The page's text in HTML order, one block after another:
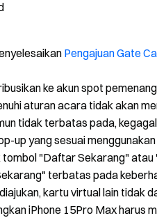
Pengajuan Gate
ke akun spot
aturan acara tidak akan
tidak terbatas pada,
up yang sesuai
tombol "Daftar Sekarang"
terbatas pada
kartu virtual lain tidak
iPhone 15Pro Max harus